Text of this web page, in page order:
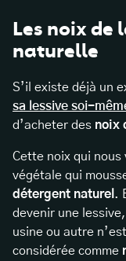
Les noix de
naturelle
S’il existe déjà un
sa lessive soi-
d’acheter des noix
Cette noix qui nous
végétale qui
détergent naturel .
devenir une
usine ou autre
considérée comme